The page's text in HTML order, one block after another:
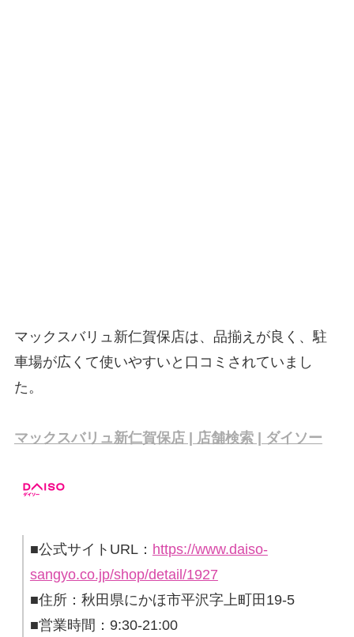
マックスバリュ新仁賀保店は、品揃えが良く、駐
車場が広くて使いやすいと口コミされていまし
た。
マックスバリュ新仁賀保店 | 店舗検索 | ダイソー
■公式サイトURL： https://www.daiso-
sangyo.co.jp/shop/detail/1927
■住所：秋田県にかほ市平沢字上町田19-5
■営業時間：9:30-21:00